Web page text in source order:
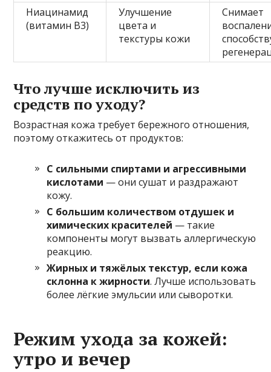
Ниацинамид
(витамин В3)
Улучшение
цвета и
текстуры кожи
Снимает
Что лучше исключить из
средств по уходу?
Возрастная кожа требует бережного отношения,
поэтому откажитесь от продуктов:
С сильными спиртами и агрессивными
кислотами — они сушат и раздражают
кожу.
С большим количеством отдушек и
химических красителей — такие
компоненты могут вызвать аллергическую
реакцию.
Жирных и тяжёлых текстур, если кожа
склонна к жирности. Лучше использовать
более лёгкие эмульсии или сыворотки.
Режим ухода за кожей:
утро и вечер